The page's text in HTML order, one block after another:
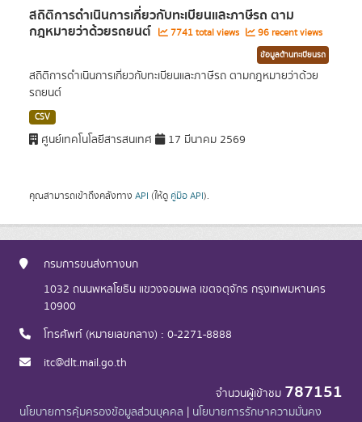
สถิติการดำเนินการเกี่ยวกับทะเบียนและภาษีรถ ตาม
กฎหมายว่าด้วยรถยนต์ 7741 total views 96 recent views
ข้อมูลด้านทะเบียนรถ
สถิติการดำเนินการเกี่ยวกับทะเบียนและภาษีรถ ตามกฎหมายว่าด้วย
รถยนต์
CSV
ศูนย์เทคโนโลยีสารสนเทศ 17 มีนาคม 2569
คุณสามารถเข้าถึงคลังทาง API (ให้ดู คู่มือ API).
กรมการขนส่งทางบก
1032 ถนนพหลโยธิน แขวงจอมพล เขตจตุจักร กรุงเทพมหานคร
10900
โทรศัพท์ (หมายเลขกลาง) : 0-2271-8888
itc@dlt.mail.go.th
จำนวนผู้เข้าชม 787151
นโยบายการคุ้มครองข้อมูลส่วนบุคคล | นโยบายการรักษาความมั่นคง